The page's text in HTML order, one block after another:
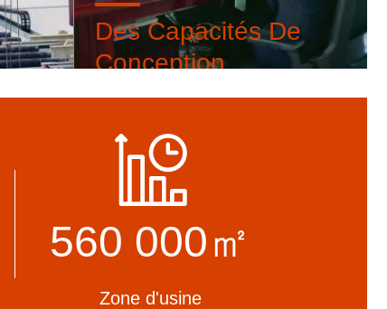
Des Capacités De
Conception
technique professionnelle pour garantir
que le projet soit mené à bien comme
vous l'attendez.
560 000㎡
Zone d'usine